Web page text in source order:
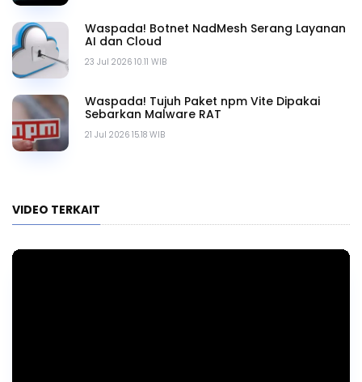
23 Jul 2026 10.11 WIB
Waspada! Botnet NadMesh Serang Layanan
AI dan Cloud
21 Jul 2026 15.18 WIB
Waspada! Tujuh Paket npm Vite Dipakai
Sebarkan Malware RAT
VIDEO TERKAIT